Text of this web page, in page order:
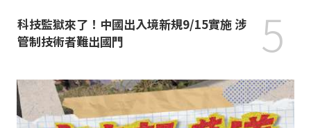
科技監獄來了！中國出入境新規9/15實施 涉
管制技術者難出國門
5